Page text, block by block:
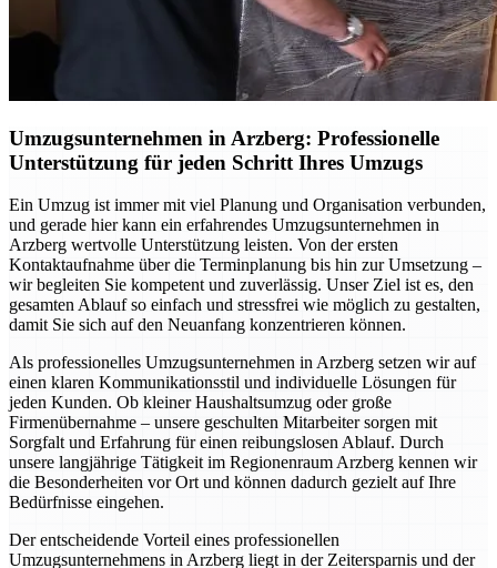
Umzugsunternehmen in Arzberg: Professionelle
Unterstützung für jeden Schritt Ihres Umzugs
Ein Umzug ist immer mit viel Planung und Organisation verbunden,
und gerade hier kann ein erfahrendes Umzugsunternehmen in
Arzberg wertvolle Unterstützung leisten. Von der ersten
Kontaktaufnahme über die Terminplanung bis hin zur Umsetzung –
wir begleiten Sie kompetent und zuverlässig. Unser Ziel ist es, den
gesamten Ablauf so einfach und stressfrei wie möglich zu gestalten,
damit Sie sich auf den Neuanfang konzentrieren können.
Als professionelles Umzugsunternehmen in Arzberg setzen wir auf
einen klaren Kommunikationsstil und individuelle Lösungen für
jeden Kunden. Ob kleiner Haushaltsumzug oder große
Firmenübernahme – unsere geschulten Mitarbeiter sorgen mit
Sorgfalt und Erfahrung für einen reibungslosen Ablauf. Durch
unsere langjährige Tätigkeit im Regionenraum Arzberg kennen wir
die Besonderheiten vor Ort und können dadurch gezielt auf Ihre
Bedürfnisse eingehen.
Der entscheidende Vorteil eines professionellen
Umzugsunternehmens in Arzberg liegt in der Zeitersparnis und der